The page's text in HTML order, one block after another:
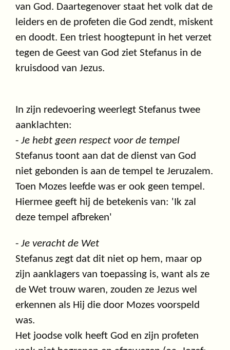
van God. Daartegenover staat het volk dat de
leiders en de profeten die God zendt, miskent
en doodt. Een triest hoogtepunt in het verzet
tegen de Geest van God ziet Stefanus in de
kruisdood van Jezus.
In zijn redevoering weerlegt Stefanus twee
aanklachten:
- Je hebt geen respect voor de tempel
Stefanus toont aan dat de dienst van God
niet gebonden is aan de tempel te Jeruzalem.
Toen Mozes leefde was er ook geen tempel.
Hiermee geeft hij de betekenis van: 'Ik zal
deze tempel afbreken'
- Je veracht de Wet
Stefanus zegt dat dit niet op hem, maar op
zijn aanklagers van toepassing is, want als ze
de Wet trouw waren, zouden ze Jezus wel
erkennen als Hij die door Mozes voorspeld
was.
Het joodse volk heeft God en zijn profeten